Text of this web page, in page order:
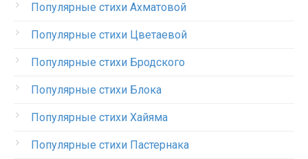
Популярные стихи Ахматовой
Популярные стихи Цветаевой
Популярные стихи Бродского
Популярные стихи Блока
Популярные стихи Хайяма
Популярные стихи Пастернака